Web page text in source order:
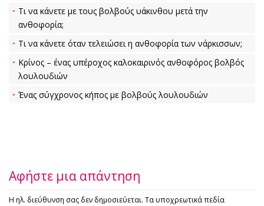
Τι να κάνετε με τους βολβούς υάκινθου μετά την
ανθοφορία;
Τι να κάνετε όταν τελειώσει η ανθοφορία των νάρκισσων;
Κρίνος – ένας υπέροχος καλοκαιρινός ανθοφόρος βολβός
λουλουδιών
Ένας σύγχρονος κήπος με βολβούς λουλουδιών
Αφήστε μια απάντηση
Η ηλ. διεύθυνση σας δεν δημοσιεύεται. Τα υποχρεωτικά πεδία